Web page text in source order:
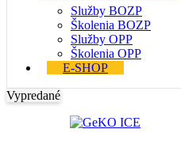
Služby BOZP
Školenia BOZP
Služby OPP
Školenia OPP
E-SHOP
Vypredané